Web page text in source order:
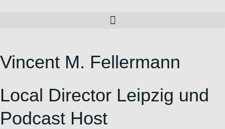
Vincent M. Fellermann
Local Director Leipzig und
Podcast Host